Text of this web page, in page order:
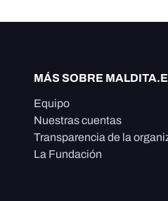
MÁS SOBRE
Equipo
Nuestras cuentas
Transparencia de la
La Fundación